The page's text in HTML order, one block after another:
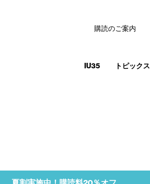
IU35 トピックス
購読のご案内